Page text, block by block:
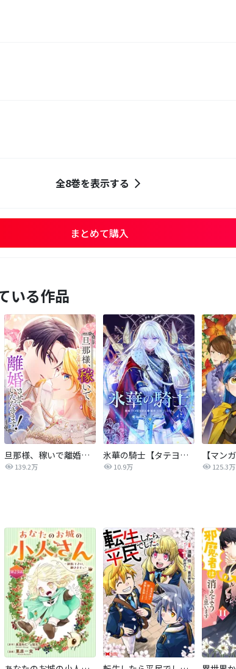
全8巻を表示する
まとめて購入
いる作品
旦那様、稼いで離婚させていただきます！
139.2万
氷華の騎士【タテヨミ】
10.9万 125.3万